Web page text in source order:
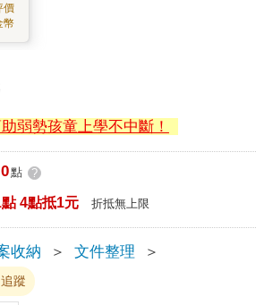
價
幣
弱勢孩童上學不中斷！
0點 ?
4點抵1元 折抵無上限
收納 ＞ 文件整理
＞
追蹤